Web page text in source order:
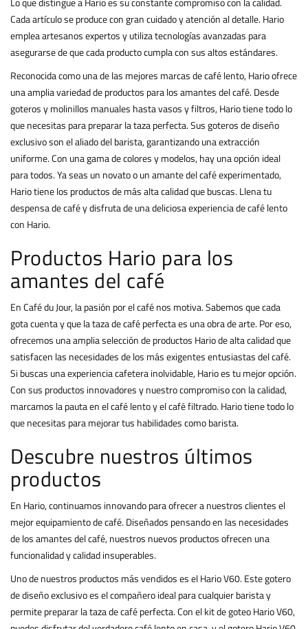
Cada artículo se produce con gran cuidado y atención al detalle. Hario
emplea artesanos expertos y utiliza tecnologías avanzadas para
asegurarse de que cada producto cumpla con sus altos estándares.
Reconocida como una de las mejores marcas de café lento, Hario ofrece
una amplia variedad de productos para los amantes del café. Desde
goteros y molinillos manuales hasta vasos y filtros, Hario tiene todo lo
que necesitas para preparar la taza perfecta. Sus goteros de diseño
exclusivo son el aliado del barista, garantizando una extracción
uniforme. Con una gama de colores y modelos, hay una opción ideal
para todos. Ya seas un novato o un amante del café experimentado,
Hario tiene los productos de más alta calidad que buscas. Llena tu
despensa de café y disfruta de una deliciosa experiencia de café lento
con Hario.
Productos Hario para los
amantes del café
En Café du Jour, la pasión por el café nos motiva. Sabemos que cada
gota cuenta y que la taza de café perfecta es una obra de arte. Por eso,
ofrecemos una amplia selección de productos Hario de alta calidad que
satisfacen las necesidades de los más exigentes entusiastas del café.
Si buscas una experiencia cafetera inolvidable, Hario es tu mejor opción.
Con sus productos innovadores y nuestro compromiso con la calidad,
marcamos la pauta en el café lento y el café filtrado. Hario tiene todo lo
que necesitas para mejorar tus habilidades como barista.
Descubre nuestros últimos
productos
En Hario, continuamos innovando para ofrecer a nuestros clientes el
mejor equipamiento de café. Diseñados pensando en las necesidades
de los amantes del café, nuestros nuevos productos ofrecen una
funcionalidad y calidad insuperables.
Uno de nuestros productos más vendidos es el Hario V60. Este gotero
de diseño exclusivo es el compañero ideal para cualquier barista y
permite preparar la taza de café perfecta. Con el kit de goteo Hario V60,